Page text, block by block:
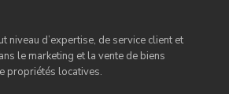
niveau d’expertise, de service client et
le marketing et la vente de biens
propriétés locatives.